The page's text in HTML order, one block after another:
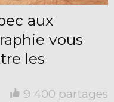
aux
vous
les
9 400 partages